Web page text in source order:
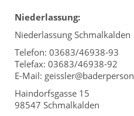
Niederlassung:
Niederlassung Schmalkalden
Telefon: 03683/46938-93
Telefax: 03683/46938-92
E-Mail:
Haindorfsgasse 15
98547 Schmalkalden